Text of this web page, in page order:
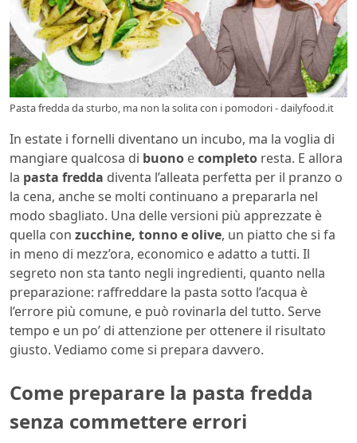
Pasta fredda da sturbo, ma non la solita con i pomodori - dailyfood.it
In estate i fornelli diventano un incubo, ma la voglia di
mangiare qualcosa di buono ecompleto resta. E allora
la pasta fredda diventa l’alleata perfetta per il pranzo o
la cena, anche se molti continuano a prepararla nel
modo sbagliato. Una delle versioni più apprezzate è
quella con zucchine, tonno e olive, un piatto che si fa
in meno di mezz’ora, economico e adatto a tutti. Il
segreto non sta tanto negli ingredienti, quanto nella
preparazione: raffreddare la pasta sotto l’acqua è
l’errore più comune, e può rovinarla del tutto. Serve
tempo e un po’ di attenzione per ottenere il risultato
giusto. Vediamo come si prepara davvero.
Come preparare la pasta fredda
senza commettere errori